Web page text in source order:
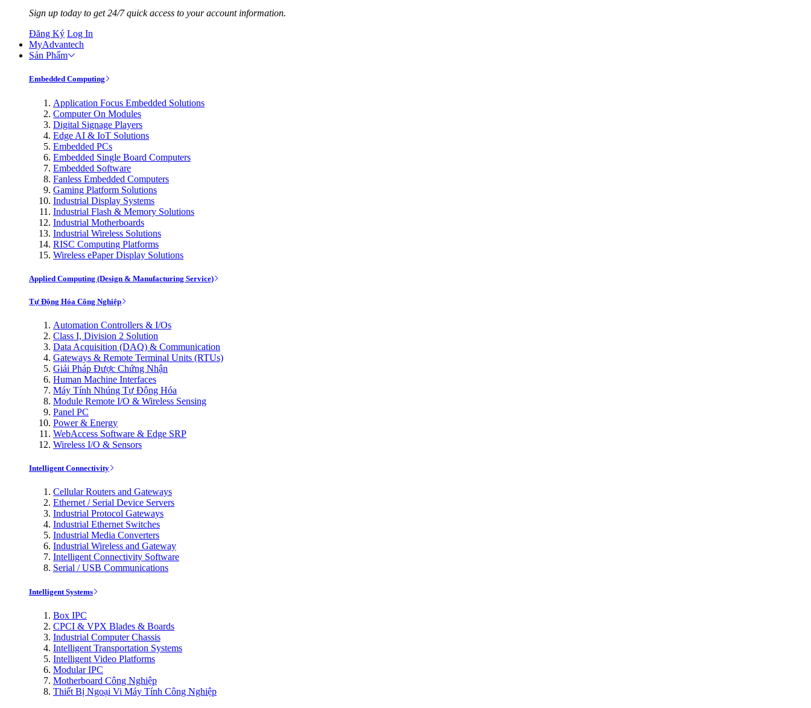
Sign up today to get 24/7 quick access to your account information.
Đăng Ký Log In
MyAdvantech
Sản Phẩm
Embedded Computing
Application Focus Embedded Solutions
Computer On Modules
Digital Signage Players
Edge AI & IoT Solutions
Embedded PCs
Embedded Single Board Computers
Embedded Software
Fanless Embedded Computers
Gaming Platform Solutions
Industrial Display Systems
Industrial Flash & Memory Solutions
Industrial Motherboards
Industrial Wireless Solutions
RISC Computing Platforms
Wireless ePaper Display Solutions
Applied Computing (Design & Manufacturing Service)
Tự Động Hóa Công Nghiệp
Automation Controllers & I/Os
Class I, Division 2 Solution
Data Acquisition (DAQ) & Communication
Gateways & Remote Terminal Units (RTUs)
Giải Pháp Được Chứng Nhận
Human Machine Interfaces
Máy Tính Nhúng Tự Động Hóa
Module Remote I/O & Wireless Sensing
Panel PC
Power & Energy
WebAccess Software & Edge SRP
Wireless I/O & Sensors
Intelligent Connectivity
Cellular Routers and Gateways
Ethernet / Serial Device Servers
Industrial Protocol Gateways
Industrial Ethernet Switches
Industrial Media Converters
Industrial Wireless and Gateway
Intelligent Connectivity Software
Serial / USB Communications
Intelligent Systems
Box IPC
CPCI & VPX Blades & Boards
Industrial Computer Chassis
Intelligent Transportation Systems
Intelligent Video Platforms
Modular IPC
Motherboard Công Nghiệp
Thiết Bị Ngoại Vi Máy Tính Công Nghiệp